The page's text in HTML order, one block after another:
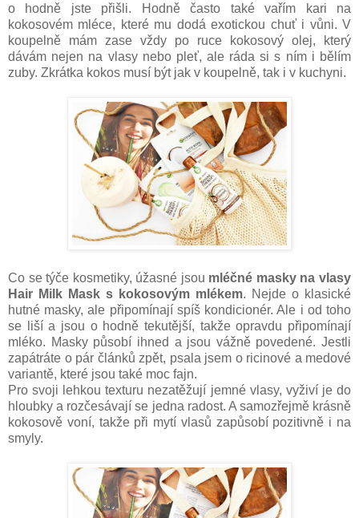
o hodně jste přišli. Hodně často také vařím kari na
kokosovém mléce, které mu dodá exotickou chuť i vůni. V
koupelně mám zase vždy po ruce kokosový olej, který
dávám nejen na vlasy nebo pleť, ale ráda si s ním i bělím
zuby. Zkrátka kokos musí být jak v koupelně, tak i v kuchyni.
Co se týče kosmetiky, úžasné jsou mléčné masky na vlasy
Hair Milk Mask s kokosovým mlékem. Nejde o klasické
hutné masky, ale připomínají spíš kondicionér. Ale i od toho
se liší a jsou o hodně tekutější, takže opravdu připomínají
mléko. Masky působí ihned a jsou vážně povedené. Jestli
zapátráte o pár článků zpět, psala jsem o ricinové a medové
variantě, které jsou také moc fajn.
Pro svoji lehkou texturu nezatěžují jemné vlasy, vyživí je do
hloubky a rozčesávají se jedna radost. A samozřejmě krásně
kokosově voní, takže při mytí vlasů zapůsobí pozitivně i na
smyly.